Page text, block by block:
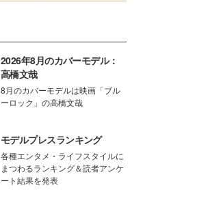
2026年8月のカバーモデル：
高橋文哉
8月のカバーモデルは映画「ブル
ーロック」の高橋文哉
モデルプレスランキング
各種エンタメ・ライフスタイルに
まつわるランキング＆読者アンケ
ート結果を発表